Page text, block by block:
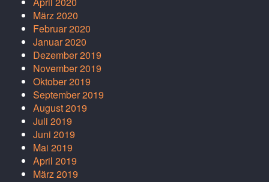
März 2020
Februar 2020
Januar 2020
Dezember 2019
November 2019
Oktober 2019
September 2019
August 2019
Juli 2019
Juni 2019
Mai 2019
April 2019
März 2019